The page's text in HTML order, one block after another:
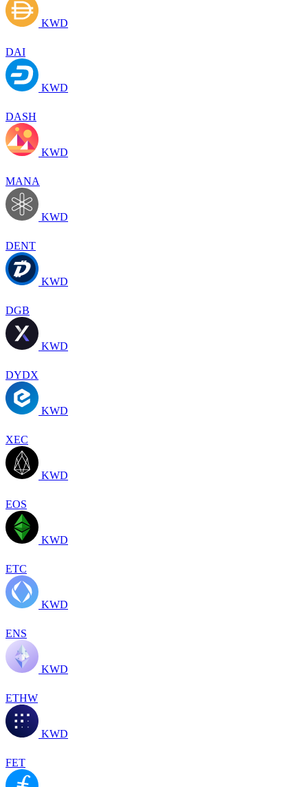
KWD
DAI
KWD
DASH
KWD
MANA
KWD
DENT
KWD
DGB
KWD
DYDX
KWD
XEC
KWD
EOS
KWD
ETC
KWD
ENS
KWD
ETHW
KWD
FET